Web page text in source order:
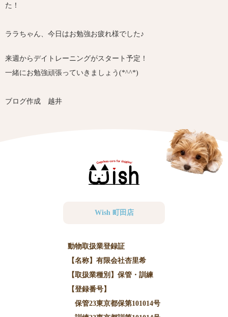
た！
ララちゃん、今日はお勉強お疲れ様でした♪
来週からデイトレーニングがスタート予定！
一緒にお勉強頑張っていきましょう(*^^*)
ブログ作成 越井
Wish 町田店
動物取扱業登録証
【名称】有限会社杏里希
【取扱業種別】保管・訓練
【登録番号】
保管23東京都保第101014号